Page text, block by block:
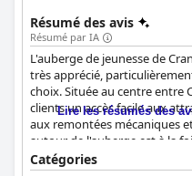
Résumé des avis
Résumé par IA
L'auberge de jeunesse de
très apprécié,
choix. Située au centre entre
clients un accès facile aux
aux remontées mécaniques
autour de l'auberge est à la
un environnement relaxant
Lire les résumés des
Catégories